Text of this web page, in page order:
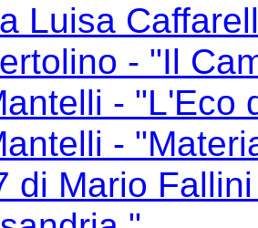
Luisa
- "Il
- "L'Eco
-
di Mario